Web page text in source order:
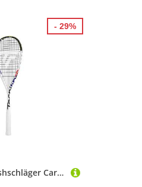
Tecnifibre Squashschläger Carboflex 130 X-Top 130g/kopflastig weiss - besaitet
- 29%